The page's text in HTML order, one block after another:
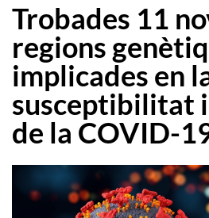
Trobades 11
regions
implicades en
susceptibilitat
de la COVID-